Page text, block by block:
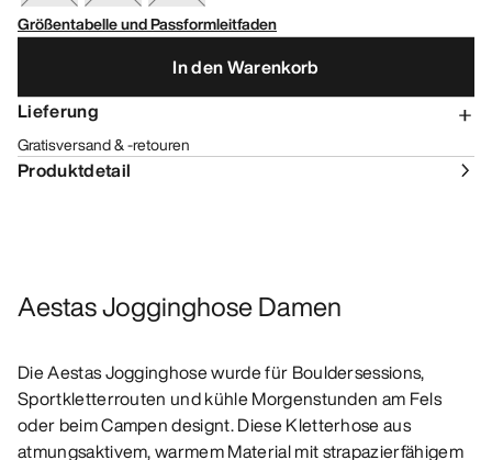
Größentabelle und Passformleitfaden
In den Warenkorb
Lieferung
Gratisversand & -retouren
Produktdetail
Aestas Jogginghose Damen
Die Aestas Jogginghose wurde für Bouldersessions,
Sportkletterrouten und kühle Morgenstunden am Fels
oder beim Campen designt. Diese Kletterhose aus
atmungsaktivem, warmem Material mit strapazierfähigem